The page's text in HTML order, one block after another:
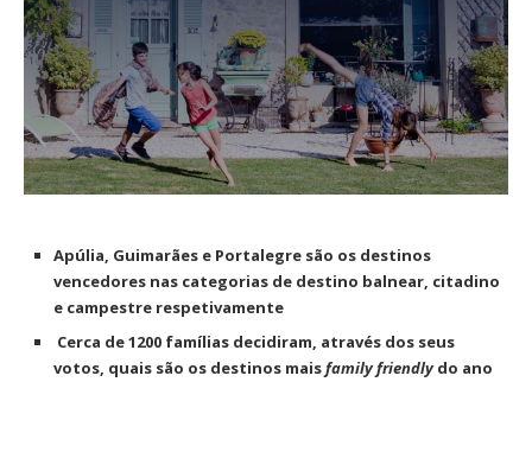
Apúlia, Guimarães e Portalegre são os destinos
vencedores nas categorias de destino balnear, citadino
e campestre respetivamente
Cerca de 1200 famílias decidiram, através dos seus
votos, quais são os destinos maisfamily friendlydo ano